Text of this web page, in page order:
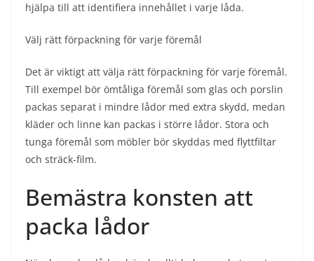
hjälpa till att identifiera innehållet i varje låda.
Välj rätt förpackning för varje föremål
Det är viktigt att välja rätt förpackning för varje föremål.
Till exempel bör ömtåliga föremål som glas och porslin
packas separat i mindre lådor med extra skydd, medan
kläder och linne kan packas i större lådor. Stora och
tunga föremål som möbler bör skyddas med flyttfiltar
och sträck-film.
Bemästra konsten att
packa lådor